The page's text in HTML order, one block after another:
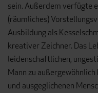
sein. Außerdem verfügte
(räumliches)
Ausbildung als
kreativer Zeichner. Das
leidenschaftlichen,
Mann zu
und ausgeglichenen